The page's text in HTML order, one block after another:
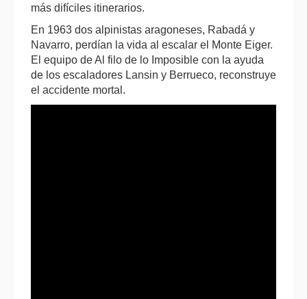
más difíciles itinerarios.
En 1963 dos alpinistas aragoneses, Rabadá y
Navarro, perdían la vida al escalar el Monte Eiger.
El equipo de Al filo de lo Imposible con la ayuda
de los escaladores Lansin y Berrueco, reconstruye
el accidente mortal.